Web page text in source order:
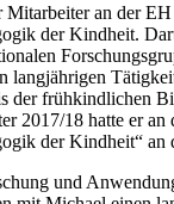
an der
der Kindheit.
der frühkindlichen
2017/18 hatte er
der Kindheit“
und